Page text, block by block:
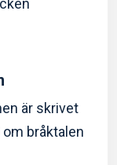
är skrivet
bråktalen